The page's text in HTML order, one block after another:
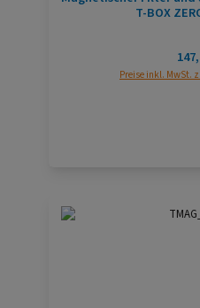
T-BOX
Preise inkl. MwSt.